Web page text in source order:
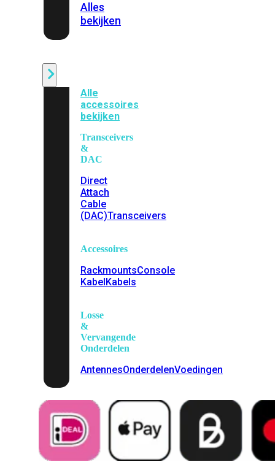
Alles
bekijken
Alle
accessoires
bekijken
Transceivers
&
DAC
Direct
Attach
Cable
(DAC)Transceivers
Accessoires
RackmountsConsole
KabelKabels
Losse
&
Vervangende
Onderdelen
AntennesOnderdelenVoedingen